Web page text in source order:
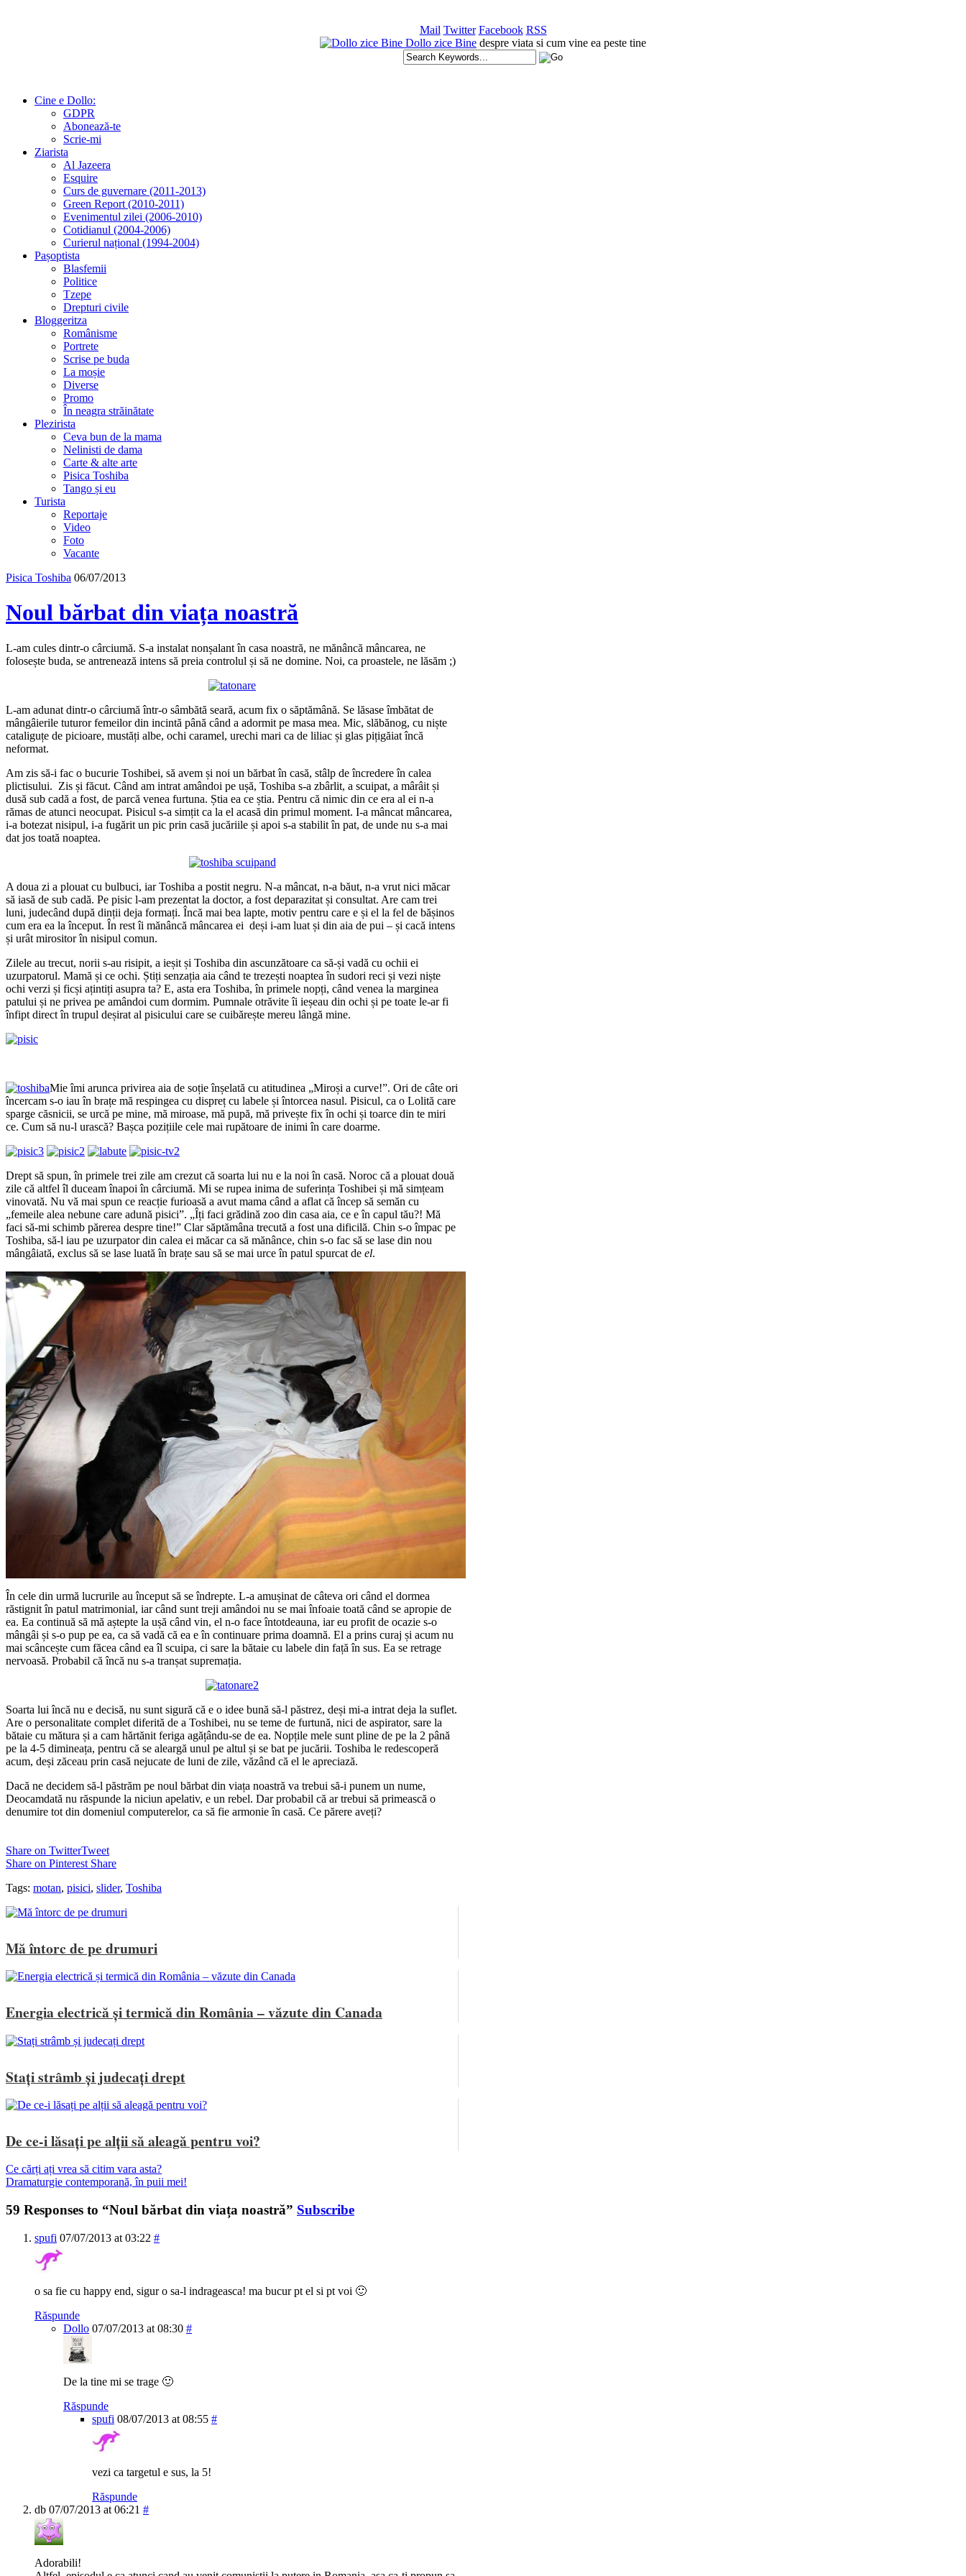
Mail Twitter Facebook RSS
Dollo zice Bine despre viata si cum vine ea peste tine
Cine e Dollo:
GDPR
Abonează-te
Scrie-mi
Ziarista
Al Jazeera
Esquire
Curs de guvernare (2011-2013)
Green Report (2010-2011)
Evenimentul zilei (2006-2010)
Cotidianul (2004-2006)
Curierul național (1994-2004)
Pașoptista
Blasfemii
Politice
Tzepe
Drepturi civile
Bloggeritza
Românisme
Portrete
Scrise pe buda
La moșie
Diverse
Promo
În neagra străinătate
Plezirista
Ceva bun de la mama
Nelinisti de dama
Carte & alte arte
Pisica Toshiba
Tango și eu
Turista
Reportaje
Video
Foto
Vacante
Pisica Toshiba 06/07/2013
Noul bărbat din viața noastră
L-am cules dintr-o cârciumă. S-a instalat nonșalant în casa noastră, ne mănâncă mâncarea, ne
folosește buda, se antrenează intens să preia controlul și să ne domine. Noi, ca proastele, ne lăsăm ;)
L-am adunat dintr-o cârciumă într-o sâmbătă seară, acum fix o săptămână. Se lăsase îmbătat de
mângâierile tuturor femeilor din incintă până când a adormit pe masa mea. Mic, slăbănog, cu niște
cataliguțe de picioare, mustăți albe, ochi caramel, urechi mari ca de liliac și glas pițigăiat încă
neformat.
Am zis să-i fac o bucurie Toshibei, să avem și noi un bărbat în casă, stâlp de încredere în calea
plictisului. Zis și făcut. Când am intrat amândoi pe ușă, Toshiba s-a zbârlit, a scuipat, a mârâit și
dusă sub cadă a fost, de parcă venea furtuna. Știa ea ce știa. Pentru că nimic din ce era al ei n-a
rămas de atunci neocupat. Pisicul s-a simțit ca la el acasă din primul moment. I-a mâncat mâncarea,
i-a botezat nisipul, i-a fugărit un pic prin casă jucăriile și apoi s-a stabilit în pat, de unde nu s-a mai
dat jos toată noaptea.
A doua zi a plouat cu bulbuci, iar Toshiba a postit negru. N-a mâncat, n-a băut, n-a vrut nici măcar
să iasă de sub cadă. Pe pisic l-am prezentat la doctor, a fost deparazitat și consultat. Are cam trei
luni, judecând după dinții deja formați. Încă mai bea lapte, motiv pentru care e și el la fel de bășinos
cum era ea la început. În rest îi mănâncă mâncarea ei deși i-am luat și din aia de pui – și cacă intens
și urât mirositor în nisipul comun.
Zilele au trecut, norii s-au risipit, a ieșit și Toshiba din ascunzătoare ca să-și vadă cu ochii ei
uzurpatorul. Mamă și ce ochi. Știți senzația aia când te trezești noaptea în sudori reci și vezi niște
ochi verzi și ficși ațintiți asupra ta? E, asta era Toshiba, în primele nopți, când venea la marginea
patului și ne privea pe amândoi cum dormim. Pumnale otrăvite îi ieșeau din ochi și pe toate le-ar fi
înfipt direct în trupul deșirat al pisicului care se cuibărește mereu lângă mine.
Mie îmi arunca privirea aia de soție înșelată cu atitudinea „Miroși a curve!”. Ori de câte ori
încercam s-o iau în brațe mă respingea cu dispreț cu labele și întorcea nasul. Pisicul, ca o Lolită care
sparge căsnicii, se urcă pe mine, mă miroase, mă pupă, mă privește fix în ochi și toarce din te miri
ce. Cum să nu-l urască? Bașca pozițiile cele mai rupătoare de inimi în care doarme.
Drept să spun, în primele trei zile am crezut că soarta lui nu e la noi în casă. Noroc că a plouat două
zile că altfel îl duceam înapoi în cârciumă. Mi se rupea inima de suferința Toshibei și mă simțeam
vinovată. Nu vă mai spun ce reacție furioasă a avut mama când a aflat că încep să semăn cu
„femeile alea nebune care adună pisici”. „Îți faci grădină zoo din casa aia, ce e în capul tău?! Mă
faci să-mi schimb părerea despre tine!” Clar săptămâna trecută a fost una dificilă. Chin s-o împac pe
Toshiba, să-l iau pe uzurpator din calea ei măcar ca să mănânce, chin s-o fac să se lase din nou
mângâiată, exclus să se lase luată în brațe sau să se mai urce în patul spurcat de el.
În cele din urmă lucrurile au început să se îndrepte. L-a amușinat de câteva ori când el dormea
răstignit în patul matrimonial, iar când sunt treji amândoi nu se mai înfoaie toată când se apropie de
ea. Ea continuă să mă aștepte la ușă când vin, el n-o face întotdeauna, iar eu profit de ocazie s-o
mângâi și s-o pup pe ea, ca să vadă că ea e în continuare prima doamnă. El a prins curaj și acum nu
mai scâncește cum făcea când ea îl scuipa, ci sare la bătaie cu labele din față în sus. Ea se retrage
nervoasă. Probabil că încă nu s-a tranșat supremația.
Soarta lui încă nu e decisă, nu sunt sigură că e o idee bună să-l păstrez, deși mi-a intrat deja la suflet.
Are o personalitate complet diferită de a Toshibei, nu se teme de furtună, nici de aspirator, sare la
bătaie cu mătura și a cam hărtănit feriga agățându-se de ea. Nopțile mele sunt pline de pe la 2 până
pe la 4-5 dimineața, pentru că se aleargă unul pe altul și se bat pe jucării. Toshiba le redescoperă
acum, deși zăceau prin casă nejucate de luni de zile, văzând că el le apreciază.
Dacă ne decidem să-l păstrăm pe noul bărbat din viața noastră va trebui să-i punem un nume,
Deocamdată nu răspunde la niciun apelativ, e un rebel. Dar probabil că ar trebui să primească o
denumire tot din domeniul computerelor, ca să fie armonie în casă. Ce părere aveți?
Share on TwitterTweet
Share on Pinterest Share
Tags: motan, pisici, slider, Toshiba
Mă întorc de pe drumuri
Energia electrică și termică din România – văzute din Canada
Stați strâmb și judecați drept
De ce-i lăsați pe alții să aleagă pentru voi?
Ce cărți ați vrea să citim vara asta?
Dramaturgie contemporană, în puii mei!
59 Responses to “Noul bărbat din viața noastră” Subscribe
spufi 07/07/2013 at 03:22 #
o sa fie cu happy end, sigur o sa-l indrageasca! ma bucur pt el si pt voi 🙂
Răspunde
Dollo 07/07/2013 at 08:30 #
De la tine mi se trage 🙂
Răspunde
spufi 08/07/2013 at 08:55 #
vezi ca targetul e sus, la 5!
Răspunde
db 07/07/2013 at 06:21 #
Adorabili!